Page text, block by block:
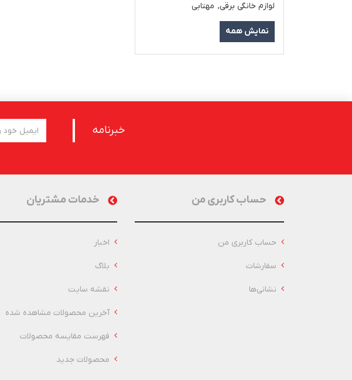
لوازم خانگی برقی, مهتابی
نمایش همه
خبرنامه
حساب کاربری من
حساب کاربری من
سفارشات
نشانی‌ها
خدمات مشتریان
اخبار
بلاگ
نقشه سایت
آخرین محصولات مشاهده شده
فهرست مقایسه محصولات
محصولات جدید